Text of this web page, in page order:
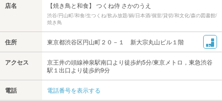
店名 【焼き鳥と和食】 つくね侍 さかのうえ
渋谷/円山町/和食/生つくね/飲み放題/鍋/日本酒/個室/貸切/和文化/森の図書館/
焼き鳥
住所 東京都渋谷区円山町２０－１ 新大宗丸山ビル１階
アクセス
京王井の頭線神泉駅南口より徒歩約5分/東京メトロ，東急渋谷
駅１出口より徒歩約9分
電話 電話番号を表示する